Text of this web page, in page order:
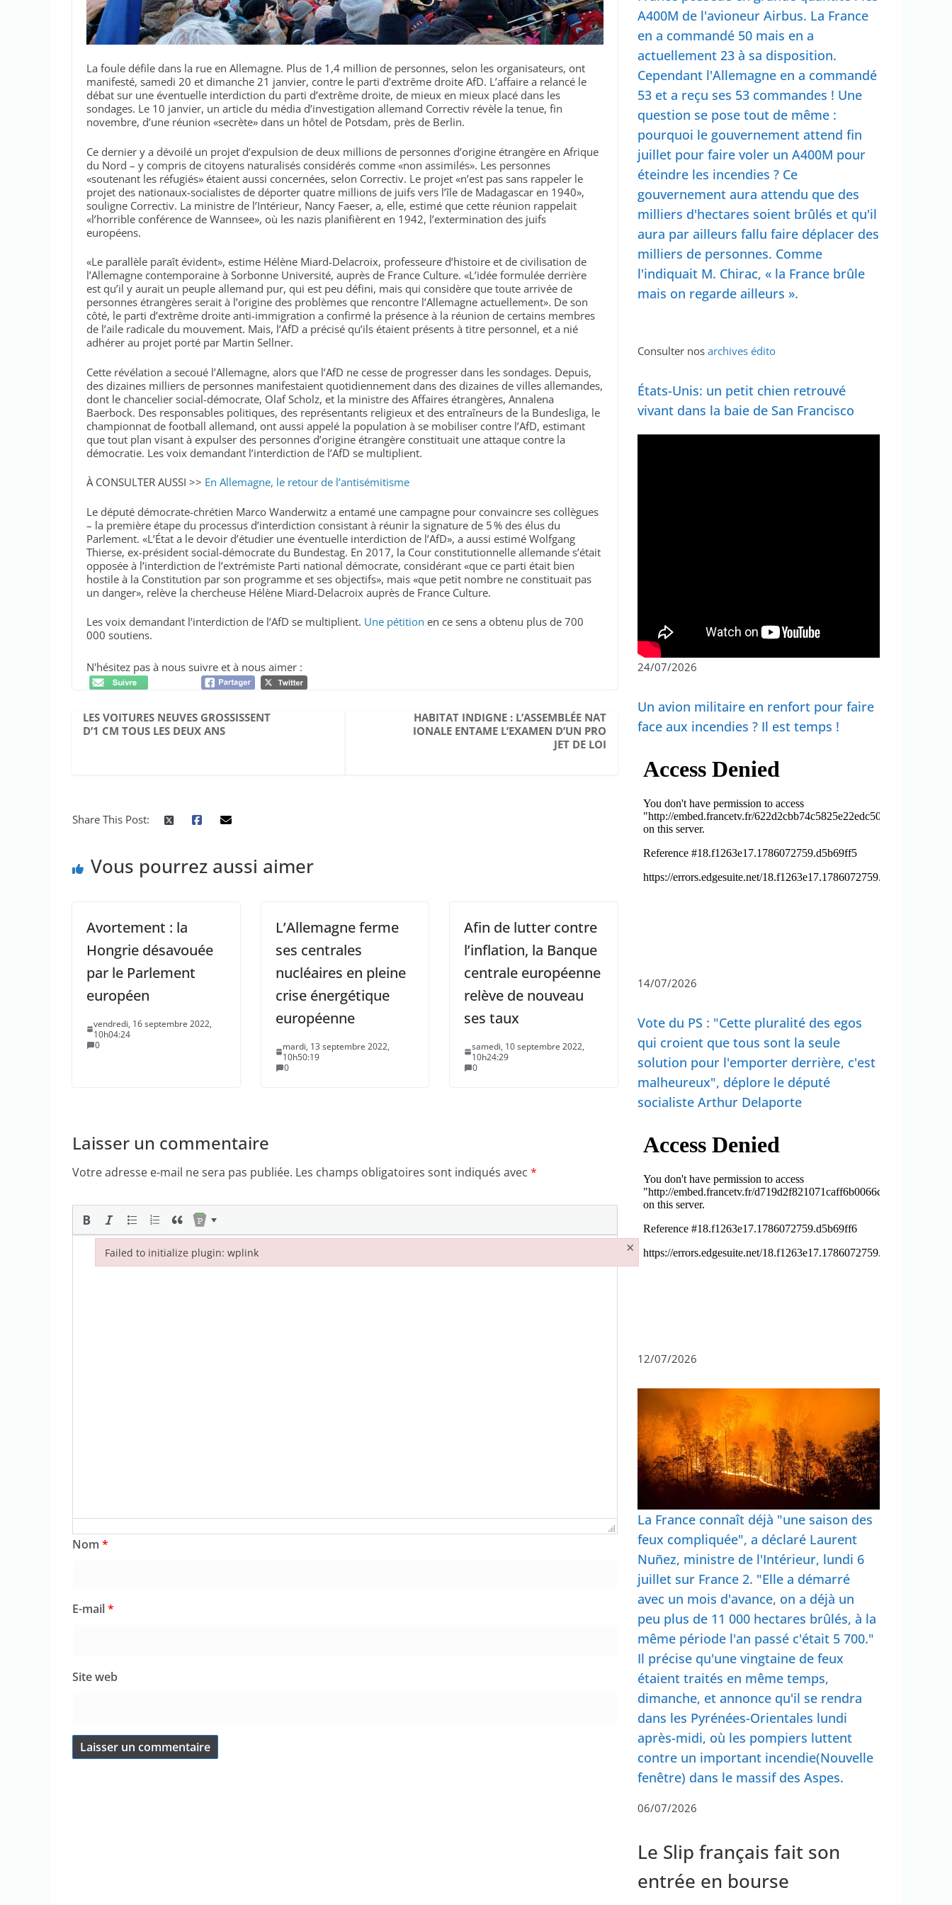
La foule défile dans la rue en Allemagne. Plus de 1,4 million de personnes, selon les organisateurs, ont
manifesté, samedi 20 et dimanche 21 janvier, contre le parti d’extrême droite AfD. L’affaire a relancé le
débat sur une éventuelle interdiction du parti d’extrême droite, de mieux en mieux placé dans les
sondages. Le 10 janvier, un article du média d’investigation allemand Correctiv révèle la tenue, fin
novembre, d’une réunion «secrète» dans un hôtel de Potsdam, près de Berlin.
Ce dernier y a dévoilé un projet d’expulsion de deux millions de personnes d’origine étrangère en Afrique
du Nord – y compris de citoyens naturalisés considérés comme «non assimilés». Les personnes
«soutenant les réfugiés» étaient aussi concernées, selon Correctiv. Le projet «n’est pas sans rappeler le
projet des nationaux-socialistes de déporter quatre millions de juifs vers l’île de Madagascar en 1940»,
souligne Correctiv. La ministre de l’Intérieur, Nancy Faeser, a, elle, estimé que cette réunion rappelait
«l’horrible conférence de Wannsee», où les nazis planifièrent en 1942, l’extermination des juifs
européens.
«Le parallèle paraît évident», estime Hélène Miard-Delacroix, professeure d’histoire et de civilisation de
l’Allemagne contemporaine à Sorbonne Université, auprès de France Culture. «L’idée formulée derrière
est qu’il y aurait un peuple allemand pur, qui est peu défini, mais qui considère que toute arrivée de
personnes étrangères serait à l’origine des problèmes que rencontre l’Allemagne actuellement». De son
côté, le parti d’extrême droite anti-immigration a confirmé la présence à la réunion de certains membres
de l’aile radicale du mouvement. Mais, l’AfD a précisé qu’ils étaient présents à titre personnel, et a nié
adhérer au projet porté par Martin Sellner.
Cette révélation a secoué l’Allemagne, alors que l’AfD ne cesse de progresser dans les sondages. Depuis,
des dizaines milliers de personnes manifestaient quotidiennement dans des dizaines de villes allemandes,
dont le chancelier social-démocrate, Olaf Scholz, et la ministre des Affaires étrangères, Annalena
Baerbock. Des responsables politiques, des représentants religieux et des entraîneurs de la Bundesliga, le
championnat de football allemand, ont aussi appelé la population à se mobiliser contre l’AfD, estimant
que tout plan visant à expulser des personnes d’origine étrangère constituait une attaque contre la
démocratie. Les voix demandant l’interdiction de l’AfD se multiplient.
À CONSULTER AUSSI >> En Allemagne, le retour de l’antisémitisme
Le député démocrate-chrétien Marco Wanderwitz a entamé une campagne pour convaincre ses collègues
– la première étape du processus d’interdiction consistant à réunir la signature de 5 % des élus du
Parlement. «L’État a le devoir d’étudier une éventuelle interdiction de l’AfD», a aussi estimé Wolfgang
Thierse, ex-président social-démocrate du Bundestag. En 2017, la Cour constitutionnelle allemande s’était
opposée à l’interdiction de l’extrémiste Parti national démocrate, considérant «que ce parti était bien
hostile à la Constitution par son programme et ses objectifs», mais «que petit nombre ne constituait pas
un danger», relève la chercheuse Hélène Miard-Delacroix auprès de France Culture.
Les voix demandant l’interdiction de l’AfD se multiplient. Une pétition en ce sens a obtenu plus de 700
000 soutiens.
N'hésitez pas à nous suivre et à nous aimer :
LES VOITURES NEUVES GROSSISSENT
D’1 CM TOUS LES DEUX ANS
HABITAT INDIGNE : L’ASSEMBLÉE NAT
IONALE ENTAME L’EXAMEN D’UN PRO
JET DE LOI
Share This Post:
Vous pourrez aussi aimer
Avortement : la
Hongrie désavouée
par le Parlement
européen
vendredi, 16 septembre 2022,
10h04:24
0
L’Allemagne ferme
ses centrales
nucléaires en pleine
crise énergétique
européenne
mardi, 13 septembre 2022,
10h50:19
0
Afin de lutter contre
l’inflation, la Banque
centrale européenne
relève de nouveau
ses taux
samedi, 10 septembre 2022,
10h24:29
0
Laisser un commentaire
Votre adresse e-mail ne sera pas publiée. Les champs obligatoires sont indiqués avec *
Nom *
E-mail*
Site web
A400M de l'avioneur Airbus. La France
en a commandé 50 mais en a
actuellement 23 à sa disposition.
Cependant l'Allemagne en a commandé
53 et a reçu ses 53 commandes ! Une
question se pose tout de même :
pourquoi le gouvernement attend fin
juillet pour faire voler un A400M pour
éteindre les incendies ? Ce
gouvernement aura attendu que des
milliers d'hectares soient brûlés et qu'il
aura par ailleurs fallu faire déplacer des
milliers de personnes. Comme
l'indiquait M. Chirac, « la France brûle
mais on regarde ailleurs ».
Consulter nos archives édito
États-Unis: un petit chien retrouvé
vivant dans la baie de San Francisco
24/07/2026
Un avion militaire en renfort pour faire
face aux incendies ? Il est temps !
14/07/2026
Vote du PS : "Cette pluralité des egos
qui croient que tous sont la seule
solution pour l'emporter derrière, c'est
malheureux", déplore le député
socialiste Arthur Delaporte
12/07/2026
La France connaît déjà "une saison des
feux compliquée", a déclaré Laurent
Nuñez, ministre de l'Intérieur, lundi 6
juillet sur France 2. "Elle a démarré
avec un mois d'avance, on a déjà un
peu plus de 11 000 hectares brûlés, à la
même période l'an passé c'était 5 700."
Il précise qu'une vingtaine de feux
étaient traités en même temps,
dimanche, et annonce qu'il se rendra
dans les Pyrénées-Orientales lundi
après-midi, où les pompiers luttent
contre un important incendie(Nouvelle
fenêtre) dans le massif des Aspes.
06/07/2026
Le Slip français fait son
entrée en bourse
Failed to initialize plugin: wplink ×
Failed to initialize plugin: wplink